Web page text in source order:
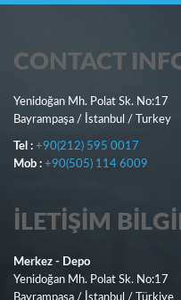
CONTACT
Yenidoğan Mh. Polat Sk. No:17
Bayrampaşa / İstanbul / Turkey
Tel : +90(212) 595 0017
Mob : +90(505) 114 6009
İLETIŞIM
Merkez - Depo
Yenidoğan Mh. Polat Sk. No:17